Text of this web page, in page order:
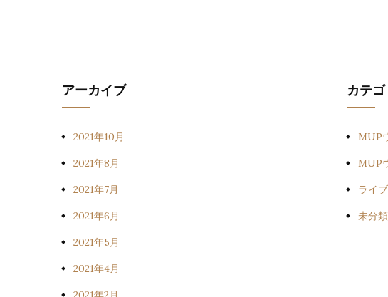
アーカイブ
2021年10月
2021年8月
2021年7月
2021年6月
2021年5月
2021年4月
カテ
MUP
MUP
ライ
未分類